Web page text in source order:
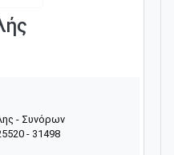
- Συνόρων
- 31498